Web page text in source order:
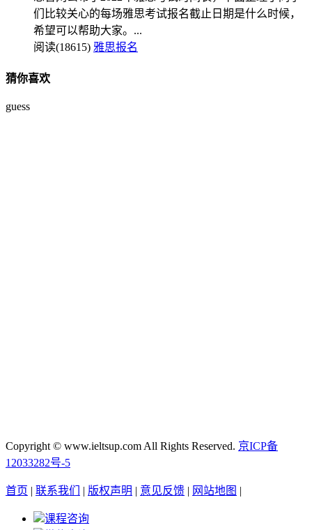
们比较关心的每场雅思考试报名截止日期是什么时候，
希望可以帮助大家。...
阅读(18615) 雅思报名
猜你喜欢
guess
Copyright © www.ieltsup.com All Rights Reserved. 京ICP备
12033282号-5
首页 | 联系我们 | 版权声明 | 意见反馈 | 网站地图 |
课程咨询